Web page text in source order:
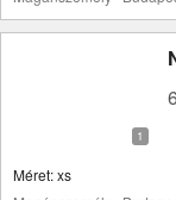
Méret: xs